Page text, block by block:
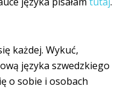
każdej. Wykuć,
języka szwedzkiego
o sobie i osobach